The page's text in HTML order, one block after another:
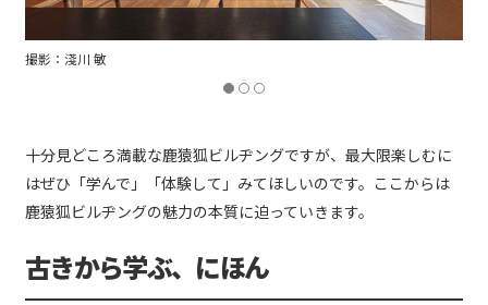
十分見どころ満載な鹿猿狐ビルヂングですが、最大限楽しむに
はぜひ「学んで」「体験して」みてほしいのです。ここからは
鹿猿狐ビルヂングの魅力の本質に迫っていきます。
古きから学ぶ、にほん